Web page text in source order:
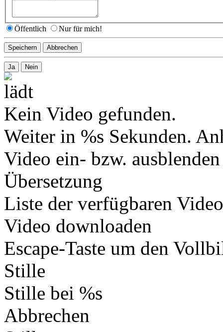
Öffentlich Nur für mich!
Kein Video gefunden.
Weiter in %s Sekunden.
Video ein- bzw. ausblenden
Übersetzung
Liste der verfügbaren
Video downloaden
Escape-Taste um den
Stille
Stille bei %s
Abbrechen